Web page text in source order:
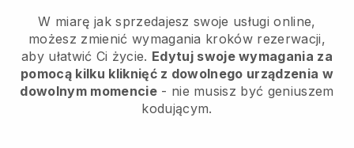
W miarę jak sprzedajesz swoje usługi online,
możesz zmienić wymagania kroków rezerwacji,
aby ułatwić Ci życie. Edytuj swoje wymagania za
pomocą kilku kliknięć z dowolnego urządzenia w
dowolnym momencie- nie musisz być geniuszem
kodującym.